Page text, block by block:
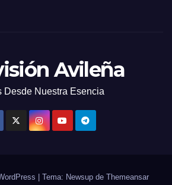
Avileña
Desde Nuestra Esencia
Tema: Newsup de Themeansar